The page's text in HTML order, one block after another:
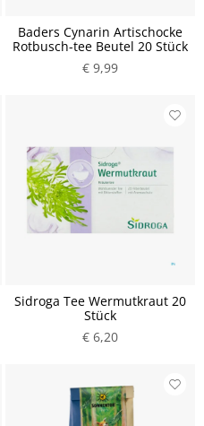
Baders Cynarin Artischocke
Rotbusch-tee Beutel 20 Stück
€ 9,99
Sidroga Tee Wermutkraut 20
Stück
€ 6,20